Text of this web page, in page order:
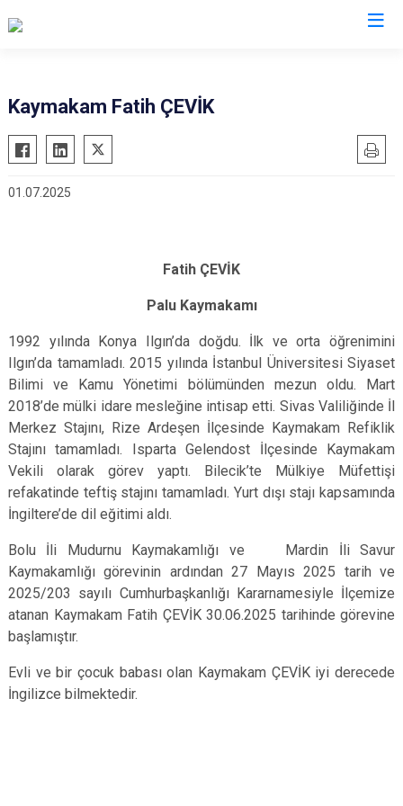
Ağın
Alacakaya
Arıcak
Kaymakam Fatih ÇEVİK
01.07.2025
Fatih ÇEVİK
Palu Kaymakamı
1992 yılında Konya Ilgın’da doğdu. İlk ve orta öğrenimini
Ilgın’da tamamladı. 2015 yılında İstanbul Üniversitesi Siyaset
Bilimi ve Kamu Yönetimi bölümünden mezun oldu. Mart
2018’de mülki idare mesleğine intisap etti. Sivas Valiliğinde İl
Merkez Stajını, Rize Ardeşen İlçesinde Kaymakam Refiklik
Stajını tamamladı. Isparta Gelendost İlçesinde Kaymakam
Vekili olarak görev yaptı. Bilecik’te Mülkiye Müfettişi
refakatinde teftiş stajını tamamladı. Yurt dışı stajı kapsamında
İngiltere’de dil eğitimi aldı.
Bolu İli Mudurnu Kaymakamlığı ve Mardin İli Savur
Kaymakamlığı görevinin ardından 27 Mayıs 2025 tarih ve
2025/203 sayılı Cumhurbaşkanlığı Kararnamesiyle İlçemize
atanan Kaymakam Fatih ÇEVİK 30.06.2025 tarihinde görevine
başlamıştır.
Evli ve bir çocuk babası olan Kaymakam ÇEVİK iyi derecede
İngilizce bilmektedir.